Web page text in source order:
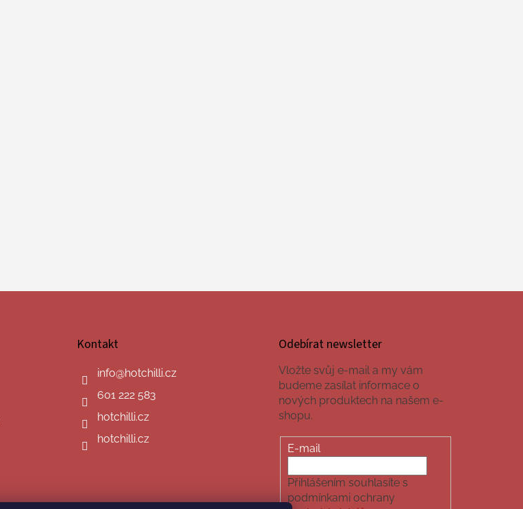
Kontakt
info@hotchilli.cz
601 222 583
hotchilli.cz
hotchilli.cz
Odebírat newsletter
Vložte svůj e-mail a my vám
budeme zasílat informace o
nových produktech na našem e-
shopu.
E-mail
Přihlášením souhlasíte s
podmínkami ochrany